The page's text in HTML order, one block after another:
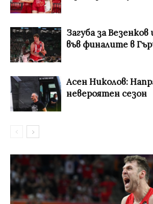
Загуба за
във финалите в
Асен Николов:
невероятен сезон